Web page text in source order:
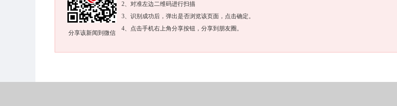
分享该新闻到微信
2、对准左边二维码进行扫描
3、识别成功后，弹出是否浏览该页面，点击确定。
4、点击手机右上角分享按钮，分享到朋友圈。